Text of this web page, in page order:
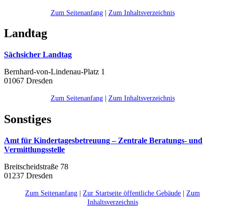
Zum Seitenanfang| Zum Inhaltsverzeichnis
Landtag
Sächsicher Landtag
Bernhard-von-Lindenau-Platz 1
01067 Dresden
Zum Seitenanfang| Zum Inhaltsverzeichnis
Sonstiges
Amt für Kindertagesbetreuung – Zentrale Beratungs- und
Vermittlungsstelle
Breitscheidstraße 78
01237 Dresden
Zum Seitenanfang Zur Startseite öffentliche Gebäude
Zum
Inhaltsverzeichnis